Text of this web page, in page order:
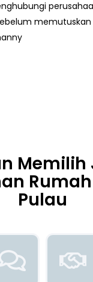
Memilih
Pulau